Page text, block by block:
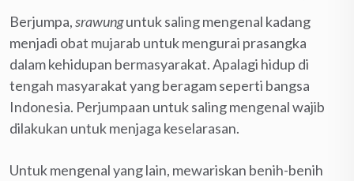
Berjumpa,srawunguntuk saling mengenal kadang
menjadi obat mujarab untuk mengurai prasangka
dalam kehidupan bermasyarakat. Apalagi hidup di
tengah masyarakat yang beragam seperti bangsa
Indonesia. Perjumpaan untuk saling mengenal wajib
dilakukan untuk menjaga keselarasan.
Untuk mengenal yang lain, mewariskan benih-benih